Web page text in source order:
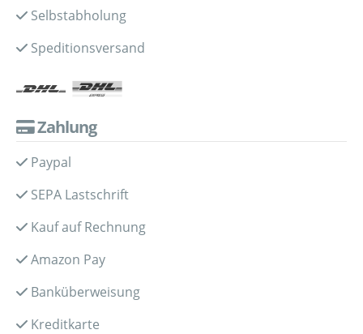
Selbstabholung
Speditionsversand
Zahlung
Paypal
SEPA Lastschrift
Kauf auf Rechnung
Amazon Pay
Banküberweisung
Kreditkarte